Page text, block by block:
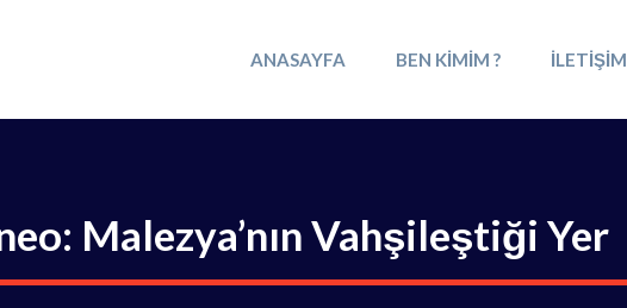
ANASAYFA BEN KIMIM ? İLETIŞIM
Malezya’nın Vahşileştiği Yer